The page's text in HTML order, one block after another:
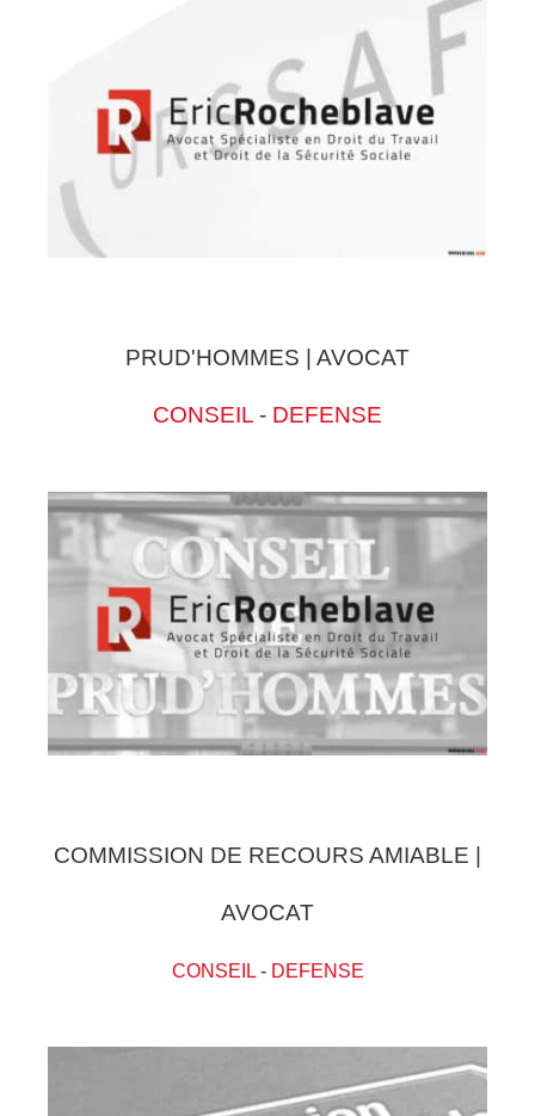
PRUD'HOMMES | AVOCAT
CONSEIL - DEFENSE
COMMISSION DE RECOURS AMIABLE |
AVOCAT
CONSEIL- DEFENSE